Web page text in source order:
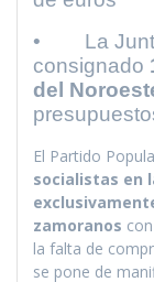
• La Junta
consignado
del
El Partido
socialistas en
zamoranos
la falta de
se pone de